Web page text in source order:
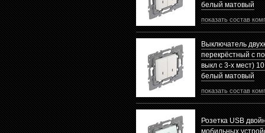
белый матовый
показать состав
Выключатель
перекрёстный с
выкл с 3-х мест)
белый матовый
показать состав
Розетка USB
мобильных